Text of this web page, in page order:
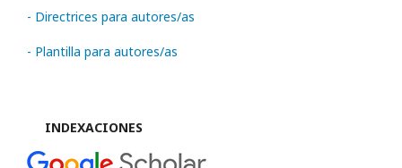
- Directrices para autores/as
- Plantilla para autores/as
INDEXACIONES